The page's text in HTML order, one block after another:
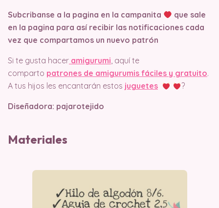
Subcribanse a la pagina en la campanita
que sale
en la pagina para así recibir las notificaciones cada
vez que compartamos un nuevo patrón
Si te gusta hacer amigurumi, aquí te
comparto patrones de amigurumis fáciles y gratuito.
A tus hijos les encantarán estos juguetes ?
Diseñadora: pajarotejido
Materiales